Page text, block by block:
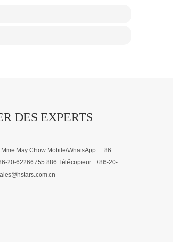
DES EXPERTS
May Chow Mobile/WhatsApp : +86
20-62266755 886 Télécopieur : +86-20-